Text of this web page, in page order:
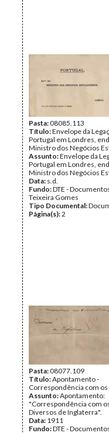
Pasta:08085.113
Título:Envelope da
Portugal em Londres,
Ministro dos Negócios
Assunto:Envelope da
Portugal em Londres,
Ministro dos Negócios
Data: s.d.
Fundo:DTE -
Teixeira Gomes
Tipo Documental:
Página(s):2
Pasta:08077.109
Título:Apontamento -
Correspondência com
Assunto:Apontamento:
"Correspondência com
Diversos de Inglaterra".
Data: 1911
Fundo:DTE -